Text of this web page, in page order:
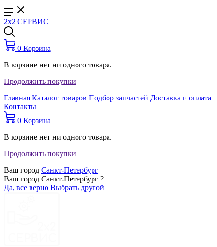
2x2 СЕРВИС
0 Корзина
В корзине нет ни одного товара.
Продолжить покупки
Главная Каталог товаров Подбор запчастей Доставка и оплата
Контакты
0 Корзина
В корзине нет ни одного товара.
Продолжить покупки
Ваш город Санкт-Петербург
Ваш город Санкт-Петербург ?
Да, все верно Выбрать другой